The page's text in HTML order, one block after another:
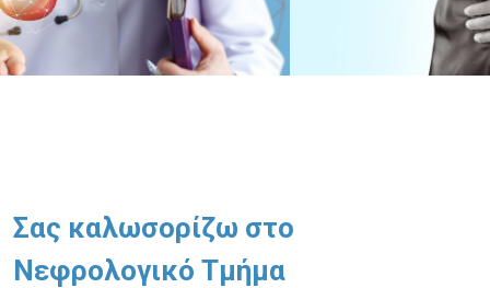
Σας καλωσορίζω στο
Νεφρολογικό Τμήμα